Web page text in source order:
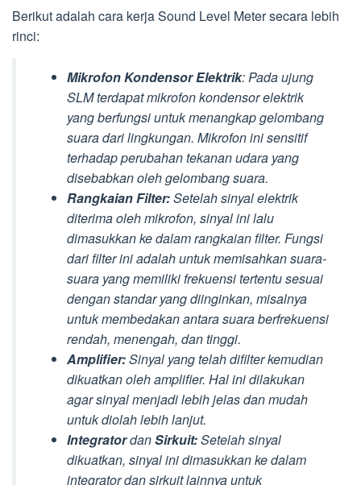
Berikut adalah cara kerja Sound Level Meter secara lebih
rinci:
Mikrofon Kondensor Elektrik: Pada ujung
SLM terdapat mikrofon kondensor elektrik
yang berfungsi untuk menangkap gelombang
suara dari lingkungan. Mikrofon ini sensitif
terhadap perubahan tekanan udara yang
disebabkan oleh gelombang suara.
Rangkaian Filter:Setelah sinyal elektrik
diterima oleh mikrofon, sinyal ini lalu
dimasukkan ke dalam rangkaian filter. Fungsi
dari filter ini adalah untuk memisahkan suara-
suara yang memiliki frekuensi tertentu sesuai
dengan standar yang diinginkan, misalnya
untuk membedakan antara suara berfrekuensi
rendah, menengah, dan tinggi.
Amplifier:Sinyal yang telah difilter kemudian
dikuatkan oleh amplifier. Hal ini dilakukan
agar sinyal menjadi lebih jelas dan mudah
untuk diolah lebih lanjut.
IntegratordanSirkuit:Setelah sinyal
dikuatkan, sinyal ini dimasukkan ke dalam
integrator dan sirkuit lainnya untuk